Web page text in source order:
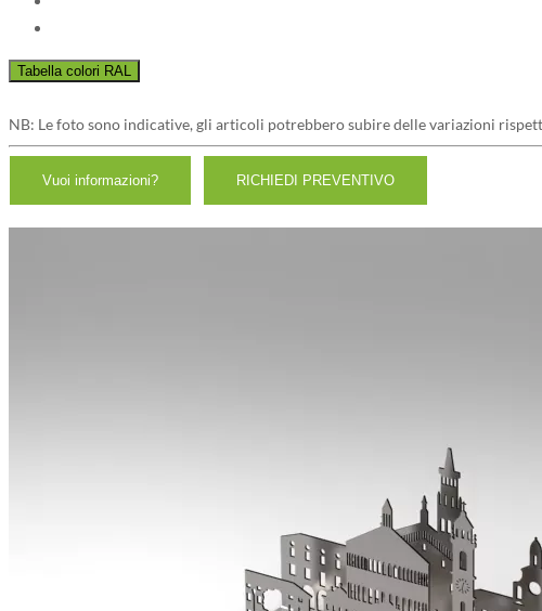
NB: Le foto sono indicative, gli articoli potrebbero subire delle variazioni